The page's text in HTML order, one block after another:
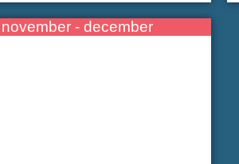
november - december